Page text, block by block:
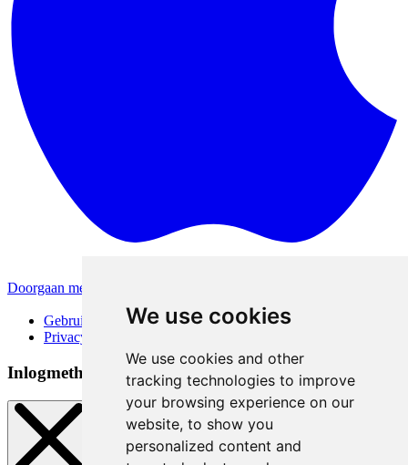
We use cookies
We use cookies and other
tracking technologies to improve
your browsing experience on our
website, to show you
personalized content and
Doorgaan met Apple
Gebruiksvoorwaarden
Privacybeleid
Inlogmethoden